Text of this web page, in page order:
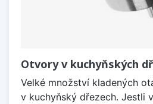
Otvory v kuchyňských
Velké množství kladených
v kuchyňský dřezech. Jestli